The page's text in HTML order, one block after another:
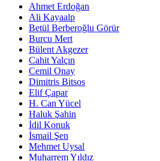
Ahmet Erdoğan
Ali Kayaalp
Betül Berberoğlu Görür
Burcu Mert
Bülent Akgezer
Cahit Yalçın
Cemil Onay
Dimitris Bitsos
Elif Çapar
H. Can Yücel
Haluk Şahin
İdil Konuk
İsmail Şen
Mehmet Uysal
Muharrem Yıldız